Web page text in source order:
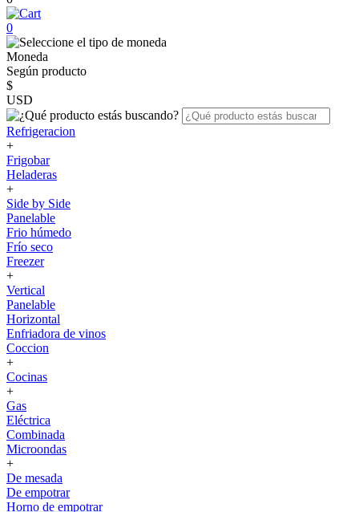
0
Moneda
Según producto
$
USD
Refrigeracion
+
Frigobar
Heladeras
+
Side by Side
Panelable
Frio húmedo
Frío seco
Freezer
+
Vertical
Panelable
Horizontal
Enfriadora de vinos
Coccion
+
Cocinas
+
Gas
Eléctrica
Combinada
Microondas
+
De mesada
De empotrar
Horno de empotrar